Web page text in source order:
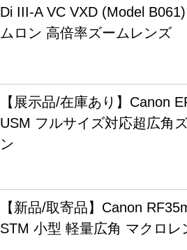
Di III-A VC VXD (Model
ムロン 高倍率ズームレンズ
【展示品/在庫あり】Canon
USM フルサイズ対応超広角
ン
【新品/取寄品】Canon
STM 小型 軽量広角 マクロレ